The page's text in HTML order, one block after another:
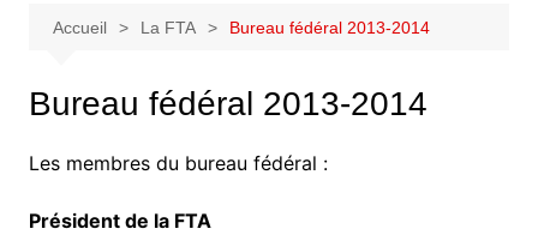
Accueil La FTA Bureau fédéral 2013-2014
Bureau fédéral 2013-2014
Les membres du bureau fédéral :
Président de la FTA